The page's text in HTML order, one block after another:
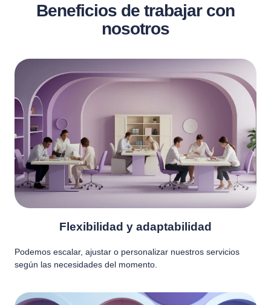
Beneficios de trabajar con
nosotros
Flexibilidad y adaptabilidad
Podemos escalar, ajustar o personalizar nuestros servicios
según las necesidades del momento.